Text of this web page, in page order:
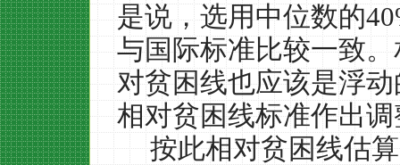
是说，选用中位数的
与国际标准比较一致
对贫困线也应该是浮
相对贫困线标准作出
按此相对贫困线估